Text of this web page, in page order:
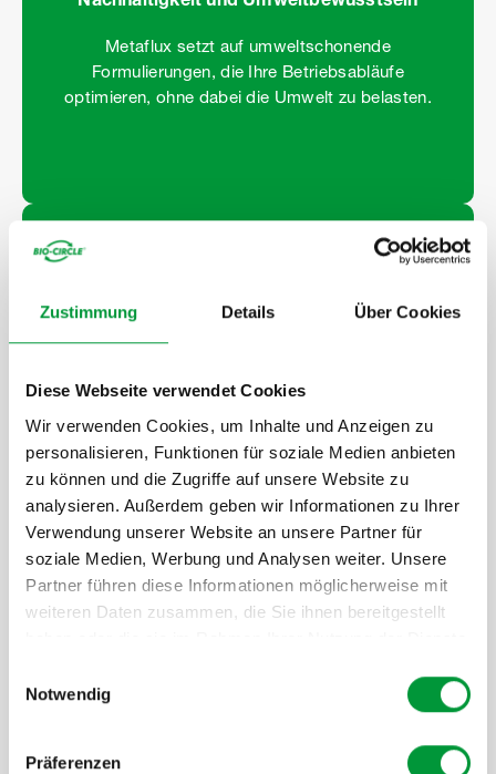
Zustimmung Details Über Cookies
Diese Webseite verwendet Cookies
Wir verwenden Cookies, um Inhalte und Anzeigen zu
personalisieren, Funktionen für soziale Medien anbieten
zu können und die Zugriffe auf unsere Website zu
analysieren. Außerdem geben wir Informationen zu Ihrer
Verwendung unserer Website an unsere Partner für
soziale Medien, Werbung und Analysen weiter. Unsere
Partner führen diese Informationen möglicherweise mit
weiteren Daten zusammen, die Sie ihnen bereitgestellt
Notwendig
Präferenzen
Metaflux setzt auf umweltschonende
Formulierungen, die Ihre Betriebsabläufe
optimieren, ohne dabei die Umwelt zu belasten.
hochwirksamer Schmier- und Schutzlösungen.
Die Metaflux-Produkte sind benutzerfreundlich und
bestehenden Prozesse vereinfacht.